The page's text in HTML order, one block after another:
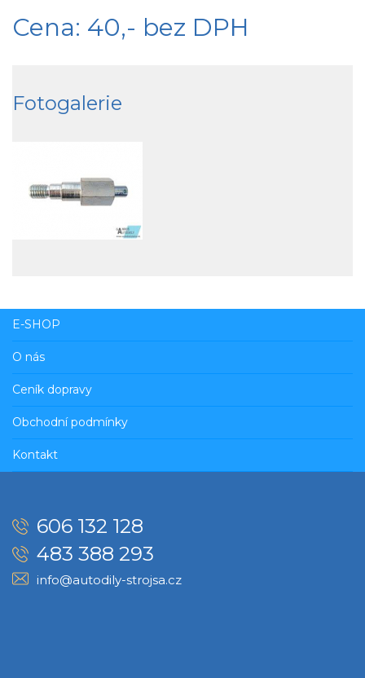
Cena: 40,- bez DPH
Fotogalerie
E-SHOP
O nás
Ceník dopravy
Obchodní podmínky
Kontakt
606 132 128
483 388 293
info@autodily-strojsa.cz